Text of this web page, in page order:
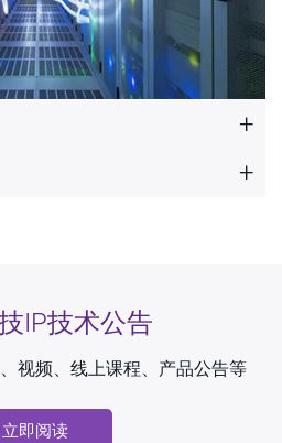
+
+
IP技术公告
视频、线上课程、产品公告等
立即阅读